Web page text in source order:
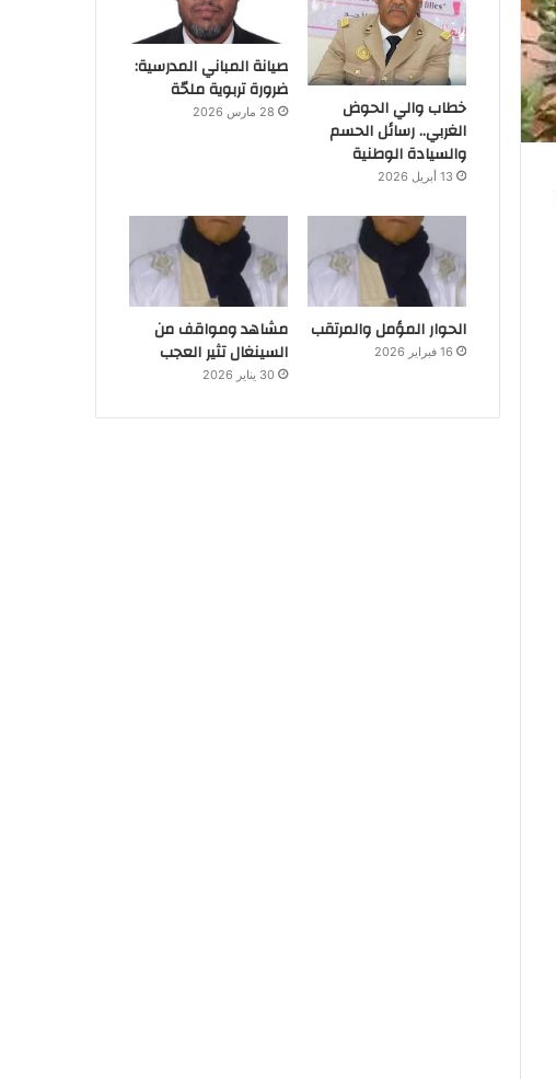
خطاب والي الحوض
الغربي.. رسائل الحسم
والسيادة الوطنية
13 أبريل 2026
صيانة المباني المدرسية:
ضرورة تربوية ملحّة
28 مارس 2026
الحوار المؤمل والمرتقب
16 فبراير 2026
مشاهد ومواقف من
السينغال تثير العجب
30 يناير 2026